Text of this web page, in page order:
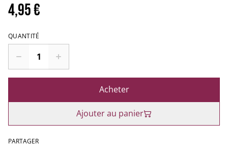
4,95 €
QUANTITÉ
Acheter
Ajouter au panier
PARTAGER